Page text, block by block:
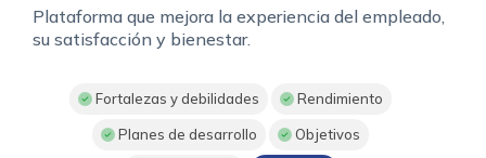
Plataforma que mejora la experiencia del empleado,
su satisfacción y bienestar.
Fortalezas y debilidades Rendimiento
Planes de desarrollo Objetivos